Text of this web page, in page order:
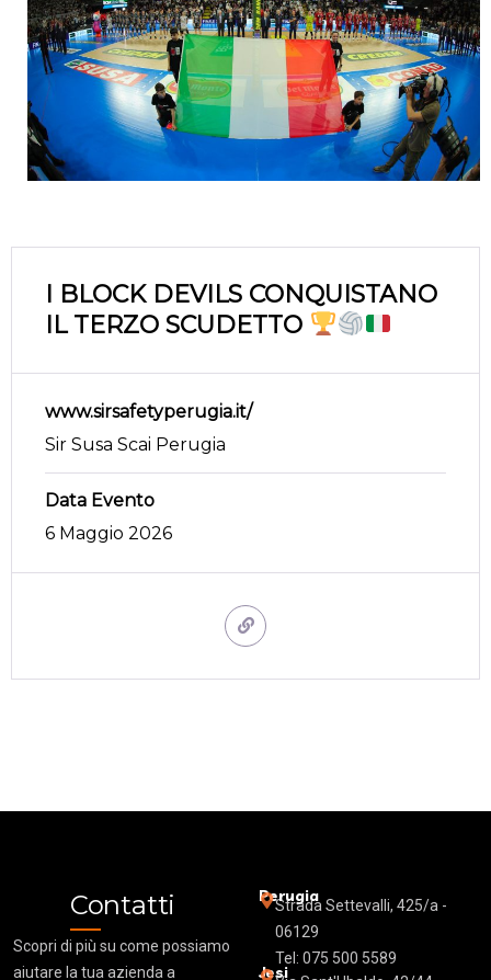
I BLOCK DEVILS CONQUISTANO
IL TERZO SCUDETTO
www.sirsafetyperugia.it/
Sir Susa Scai Perugia
Data Evento
6 Maggio 2026
Contatti
Scopri di più su come possiamo
aiutare la tua azienda a
Perugia
Strada Settevalli, 425/a -
06129
Tel: 075 500 5589
Jesi